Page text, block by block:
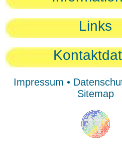
Links
Impressum •
Sitemap